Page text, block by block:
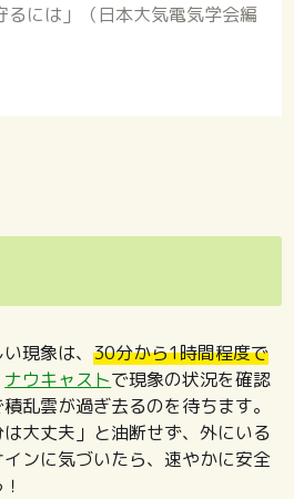
には」（日本大気電気学会編
現象は、30分から1時間程度で
ナウキャストで現象の状況を確認
乱雲が過ぎ去るのを待ちます。
は大丈夫」と油断せず、外にいる
ンに気づいたら、速やかに安全